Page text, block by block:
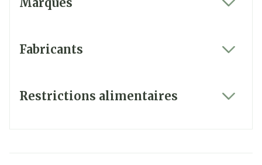
Fabricants
Restrictions alimentaires